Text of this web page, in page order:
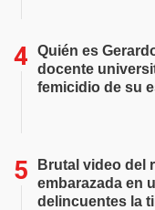
Quién es
docente
femicidio de su
Brutal video del
embarazada en
delincuentes la